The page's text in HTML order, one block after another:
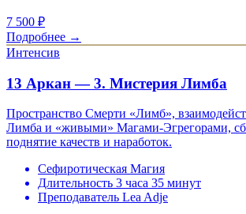
7 500 ₽
Подробнее →
Интенсив
13 Аркан — 3. Мистерия Лимба
Пространство Смерти «Лимб»,
Лимба и «живыми» Магами-Эгрегорами,
поднятие качеств и наработок.
Сефиротическая Магия
Длительность 3 часа 35 минут
Преподаватель Lea Adje